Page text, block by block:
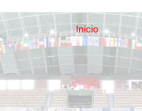
Inicio